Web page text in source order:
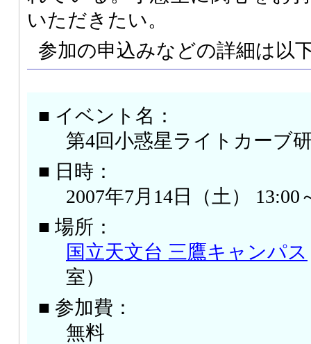
いただきたい。
参加の申込みなどの詳細は以
■ イベント名：
第4回小惑星ライトカーブ
■ 日時：
2007年7月14日（土） 13:00
■ 場所：
国立天文台 三鷹キャンパス
室）
■ 参加費：
無料